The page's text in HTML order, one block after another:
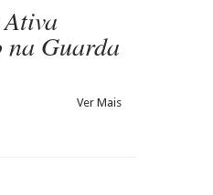
na Guarda
Ver Mais